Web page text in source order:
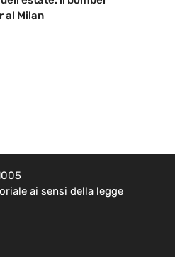
al Milan
ai sensi della legge